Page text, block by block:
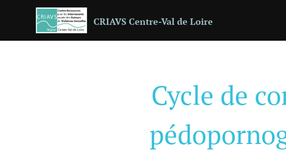
CRIAVS Centre-Val de Loire
Cycle de